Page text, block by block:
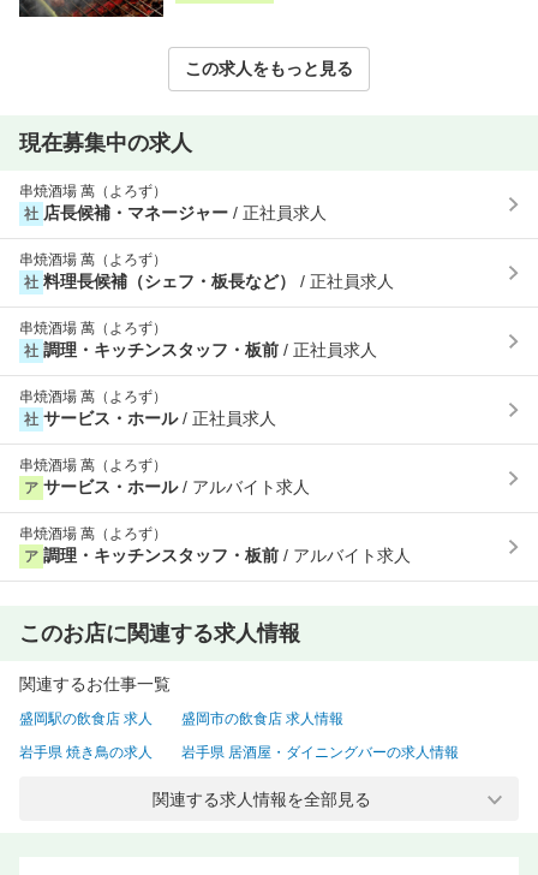
この求人をもっと見る
現在募集中の求人
串焼酒場 萬（よろず）
社 店長候補・マネージャー / 正社員求人
串焼酒場 萬（よろず）
社 料理長候補（シェフ・板長など） / 正社員求人
串焼酒場 萬（よろず）
社 調理・キッチンスタッフ・板前 / 正社員求人
串焼酒場 萬（よろず）
社 サービス・ホール/ 正社員求人
串焼酒場 萬（よろず）
ア サービス・ホール/ アルバイト求人
串焼酒場 萬（よろず）
ア 調理・キッチンスタッフ・板前 / アルバイト求人
このお店に関連する求人情報
関連するお仕事一覧
盛岡駅の飲食店 求人
盛岡市の飲食店 求人情報
岩手県 焼き鳥の求人
岩手県 居酒屋・ダイニングバーの求人情報
関連する求人情報を全部見る